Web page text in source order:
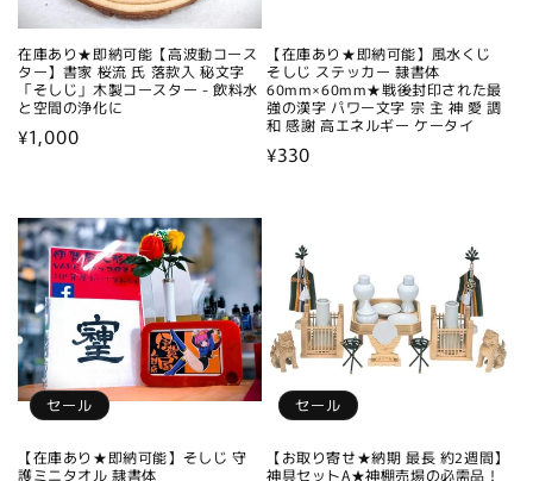
在庫あり★即納可能【高波動コース
ター】書家 桜流 氏 落款入 秘文字
「そしじ」木製コースター - 飲料水
と空間の浄化に
通
格
¥1,000
【在庫あり★即納可能】風水くじ
そしじ ステッカー 隷書体
60mm×60mm★戦後封印された最
強の漢字 パワー文字 宗 主 神 愛 調
和 感謝 高エネルギー ケータイ
通
¥330
セール
【在庫あり★即納可能】そしじ 守
護ミニタオル 隷書体
セール
【お取り寄せ★納期 最長 約2週間】
神具セットA★神棚売場の必需品！